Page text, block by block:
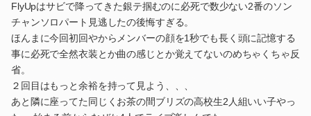
FlyUpはサビで降ってきた銀テ掴むのに必死で数少ない2番のソン
チャンソロパート見逃したの後悔すぎる。
ほんまに今回初回やからメンバーの顔を1秒でも長く頭に記憶する
事に必死で全然衣装とか曲の感じとか覚えてないのめちゃくちゃ反
省。
２回目はもっと余裕を持って見よう、、、
あと隣に座ってた同じくお茶の間ブリズの高校生2人組いい子やっ